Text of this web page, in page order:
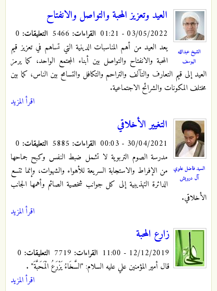
الشيخ عبدالله
اليوسف
العيد وتعزيز المحبة والتواصل والانفتاح
03/05/2022 - 01:21 القراءات: التعليقات:
يعد العيد من أهم المناسبات الدينية التي تساهم في تعزيز قيم
المحبة والانفتاح والتواصل بين أبناء المجتمع الواحد، كما يرمز
العيد إلى قيم التعارف والتآلف والتراحم والتكافل والتسامح بين الناس، كما بين
مختلف المكونات والشرائح الاجتماعية.
اقرأ المزيد
السيد فاضل علوي
آل درويش
التغيير الأخلاقي
30/04/2021 - 00:03 القراءات: التعليقات:
مدرسة الصوم التربوية لا تشمل ضبط النفس وكبح جماحها
من الإفراط والاستجابة السريعة للأهواء والشهوات، وإنما تتسع
الدائرة التهذيبية إلى كل جوانب شخصية الصائم وأهمها الجانب
الأخلاقي.
اقرأ المزيد
زارع المحبة
12/12/2019 - 11:00 القراءات: التعليقات:
قال أمير المؤمنين علي عليه السلام: "السَّخَاءُ يَزْرَعُ الْمَحَبَّةَ" .
اقرأ المزيد